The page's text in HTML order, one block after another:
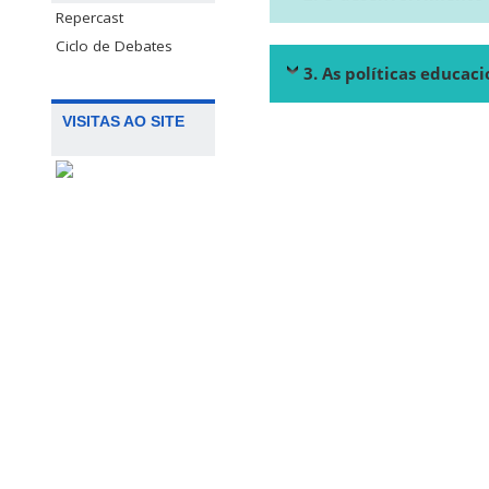
Repercast
Ciclo de Debates
VISITAS AO SITE
3. As políticas